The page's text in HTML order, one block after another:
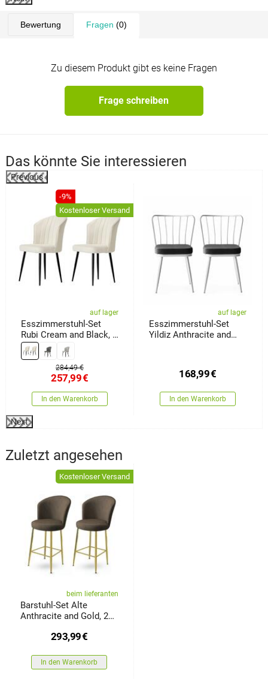
Bewertung Fragen (0)
Zu diesem Produkt gibt es keine Fragen
Frage schreiben
Das könnte Sie interessieren
Previous
-9%
Kostenloser Versand
auf lager
Esszimmerstuhl-Set
Rubi Cream and Black, 2
Stück
284,49 €
257,99€
In den Warenkorb
auf lager
Esszimmerstuhl-Set
Yildiz Anthracite and
168,99€
In den Warenkorb
Next
Zuletzt angesehen
Kostenloser Versand
beim lieferanten
Barstuhl-Set Alte
Anthracite and Gold, 2
293,99€
In den Warenkorb